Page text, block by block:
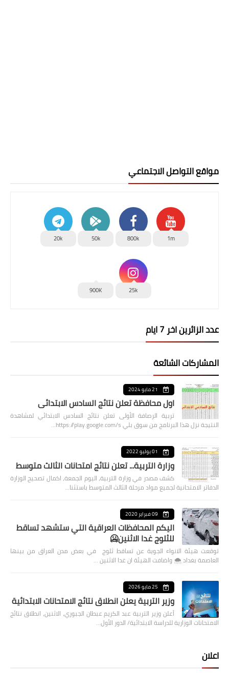
مواقع التواصل الاجتماعي
1m
800k
50k
20k
25k
900K
عدد الزائرين اخر 7 ايام
المشاركات الشائعة
21 مايو 2024
اول محافظة تعلن نتائج السادس الابتدائي
تربية الرصافة الأولى تعلن نتائج السادس الابتدائي لمشاهدة
النتيجة نزل هذا البرنامج من سوق بلي https://play.google.com/s…
01 يوليو 2022
وزارة التربية... تعلن نتائج امتحانات الثالث متوسط
كشف مصدر في وزارة التربية، اليوم الجمعة، اكمال تصحيح الوزارة
الدفاتر الامتحانية لجميع مواد مرحلة الثالث المتوسط باستثنا…
09 فبراير 2020
اليكم المحافظات العراقية التي ستشهد تساقط
للثلوج غدا الاثنين🥶
توقعت هيئة الانواء الجوية عن تساقط ثلوج في بعض مدن العراق من بينها
العاصمة بغداد ⁦🌨️⁩ واضافت الهيئة ان غدا الاثنين …
25 مايو 2026
وزير التربية يعلن انطلاق نتائج الامتحانات الابتدائية
أعلن وزير التربية عبد الكريم عبطان الجبوري، الاثنين، انطلاق نتائج
الامتحانات الوزارية للدراسة الابتدائية/ الدور الأول…
اعلان